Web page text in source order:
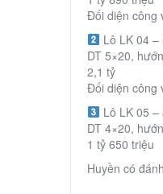
Đối diện công
Lô LK 04 –
DT 5×20,
2,1 tỷ
Đối diện công
Lô LK 05 –
DT 4×20,
1 tỷ 650 triệu
Huyền có